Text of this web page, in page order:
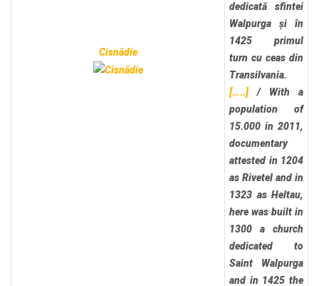
Cisnădie
dedicată sfintei
Walpurga și în
1425 primul
turn cu ceas din
Transilvania.
[…..] / With a
population of
15.000 in 2011,
documentary
attested in 1204
as Rivetel and in
1323 as Heltau,
here was built in
1300 a church
dedicated to
Saint Walpurga
and in 1425 the